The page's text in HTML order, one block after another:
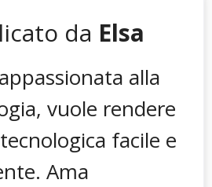
da Elsa
alla
vuole rendere
facile e
Ama